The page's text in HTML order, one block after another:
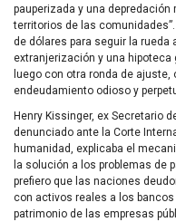
pauperizada y una
territorios de las
de dólares para seguir la
extranjerización y una
luego con otra ronda de ajuste,
endeudamiento odioso y
Henry Kissinger, ex Secretario
denunciado ante la Corte
humanidad, explicaba el
la solución a los problemas de
prefiero que las naciones
con activos reales a los
patrimonio de las empresas